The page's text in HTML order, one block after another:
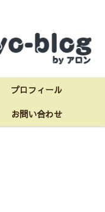
プロフィール
お問い合わせ